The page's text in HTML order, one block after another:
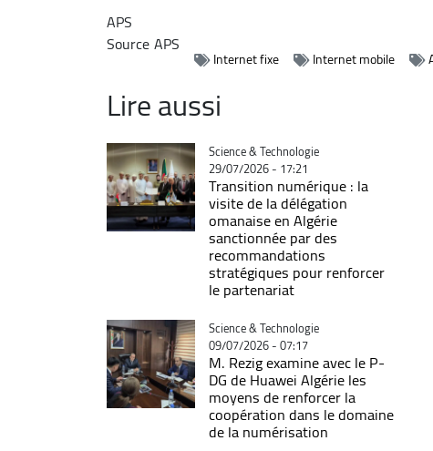
APS
SourceAPS
Internet fixe Internet mobile
Lire aussi
Catégorie
Science & Technologie
29/07/2026 - 17:21
Transition numérique : la
visite de la délégation
omanaise en Algérie
sanctionnée par des
recommandations
stratégiques pour renforcer
le partenariat
Catégorie
Science & Technologie
09/07/2026 - 07:17
M. Rezig examine avec le P-
DG de Huawei Algérie les
moyens de renforcer la
coopération dans le domaine
de la numérisation